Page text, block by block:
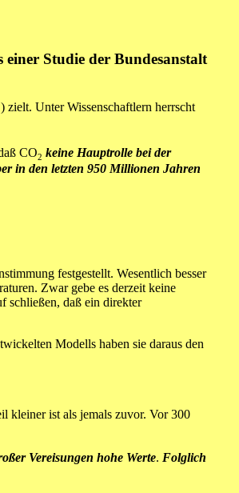
Studie der Bundesanstalt
) zielt. Unter Wissenschaftlern herrscht
CO2 keine Hauptrolle bei der
in den letzten 950 Millionen Jahren
festgestellt. Wesentlich besser
Zwar gebe es derzeit keine
schließen, daß ein direkter
Modells haben sie daraus den
kleiner ist als jemals zuvor. Vor 300
Vereisungen hohe Werte. Folglich